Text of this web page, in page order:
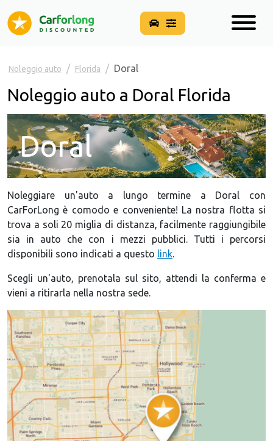
Noleggio auto Florida Doral
Noleggio auto a Doral Florida
Doral
Noleggiare un'auto a lungo termine a Doral con
CarForLong è comodo e conveniente! La nostra flotta si
trova a soli 20 miglia di distanza, facilmente raggiungibile
sia in auto che con i mezzi pubblici. Tutti i percorsi
disponibili sono indicati a questo link.
Scegli un'auto, prenotala sul sito, attendi la conferma e
vieni a ritirarla nella nostra sede.